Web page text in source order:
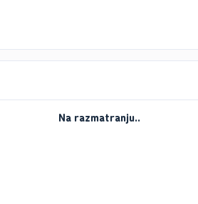
Na razmatranju..